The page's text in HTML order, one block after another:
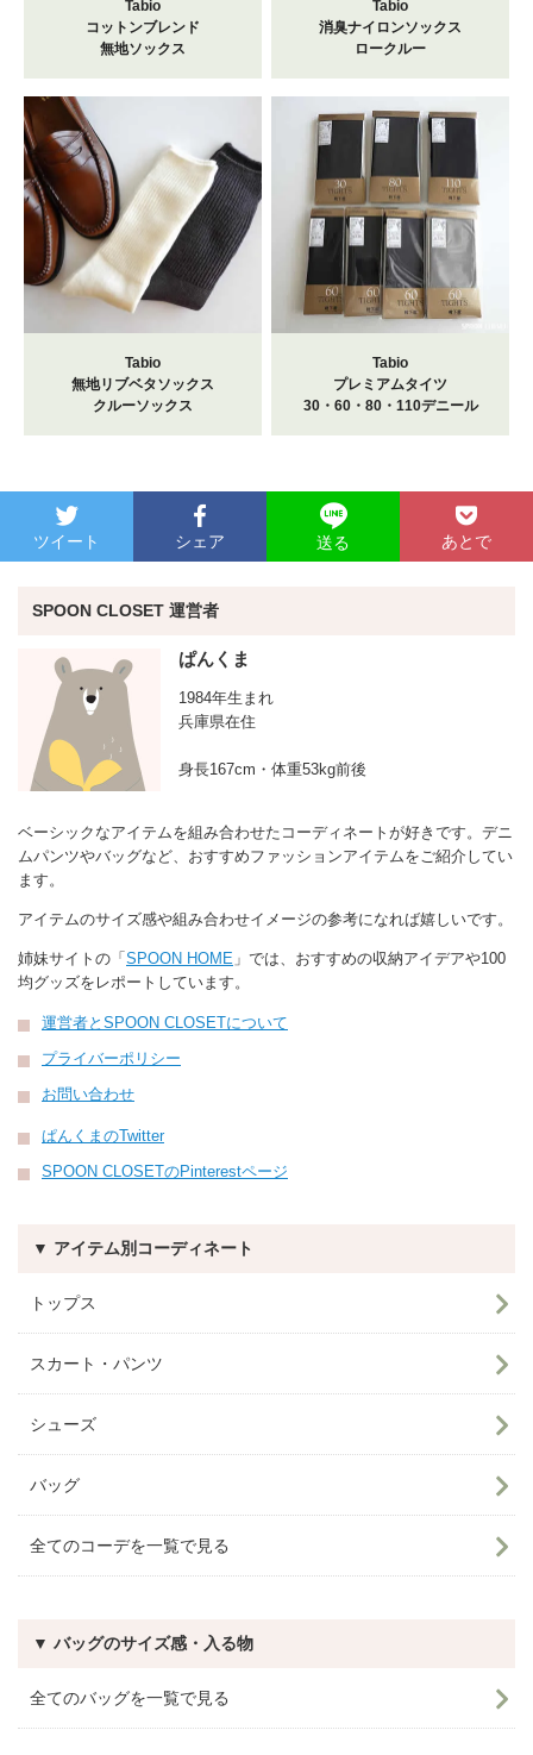
Tabio
コットンブレンド
無地ソックス
Tabio
消臭ナイロンソックス
ロークルー
Tabio
無地リブベタソックス
クルーソックス
Tabio
プレミアムタイツ
30・60・80・110デニール
ツイート シェア 送る あとで
SPOON CLOSET 運営者
ぱんくま
1984年生まれ
兵庫県在住
身長167cm・体重53kg前後
ベーシックなアイテムを組み合わせたコーディネートが好きです。デニ
ムパンツやバッグなど、おすすめファッションアイテムをご紹介してい
ます。
アイテムのサイズ感や組み合わせイメージの参考になれば嬉しいです。
姉妹サイトの「SPOON HOME 」では、おすすめの収納アイデアや100
均グッズをレポートしています。
運営者とSPOON CLOSETについて
プライバーポリシー
お問い合わせ
ぱんくまのTwitter
SPOON CLOSETのPinterestページ
▼ アイテム別コーディネート
トップス
スカート・パンツ
シューズ
バッグ
全てのコーデを一覧で見る
▼ バッグのサイズ感・入る物
全てのバッグを一覧で見る